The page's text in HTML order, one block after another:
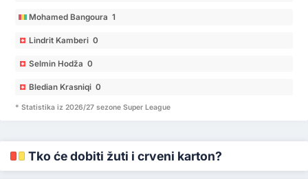
Mohamed Bangoura 1
Lindrit Kamberi 0
Selmin Hodža 0
Bledian Krasniqi 0
* Statistika iz 2026/27 sezone Super League
Tko će dobiti žuti i crveni karton?